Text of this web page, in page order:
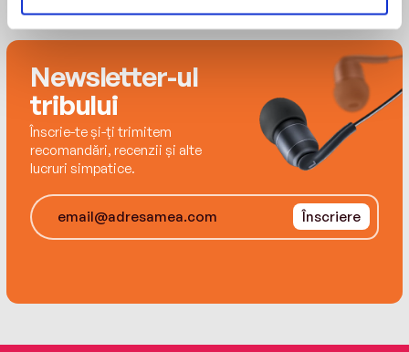
Newsletter-ul
tribului
Înscrie-te și-ți trimitem
recomandări, recenzii și alte
lucruri simpatice.
Înscriere